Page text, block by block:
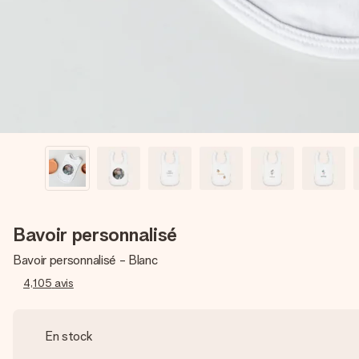
Bavoir personnalisé
Bavoir personnalisé - Blanc
4,105 avis
En stock